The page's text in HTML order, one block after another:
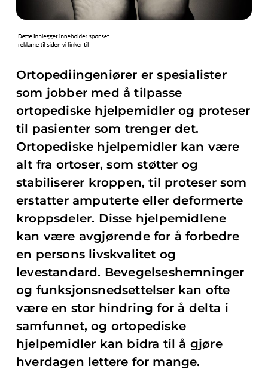
Ortopediingeniører er spesialister
som jobber med å tilpasse
ortopediske hjelpemidler og proteser
til pasienter som trenger det.
Ortopediske hjelpemidler kan være
alt fra ortoser, som støtter og
stabiliserer kroppen, til proteser som
erstatter amputerte eller deformerte
kroppsdeler. Disse hjelpemidlene
kan være avgjørende for å forbedre
en persons livskvalitet og
levestandard. Bevegelseshemninger
og funksjonsnedsettelser kan ofte
være en stor hindring for å delta i
samfunnet, og ortopediske
hjelpemidler kan bidra til å gjøre
hverdagen lettere for mange.